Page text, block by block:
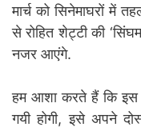
मार्च को सिनेमाघरों में
से रोहित शेट्टी की
नजर आएंगे.
हम आशा करते हैं कि इस
गयी होगी, इसे अपने